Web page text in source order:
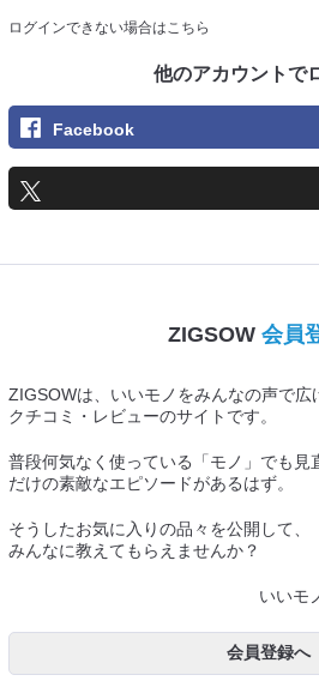
ログインできない場合はこちら
他のアカウントで
Facebook
ZIGSOW 会員
ZIGSOWは、いいモノをみんなの声で広
クチコミ・レビューのサイトです。
普段何気なく使っている「モノ」でも見
だけの素敵なエピソードがあるはず。
そうしたお気に入りの品々を公開して、
みんなに教えてもらえませんか？
いいモ
会員登録へ